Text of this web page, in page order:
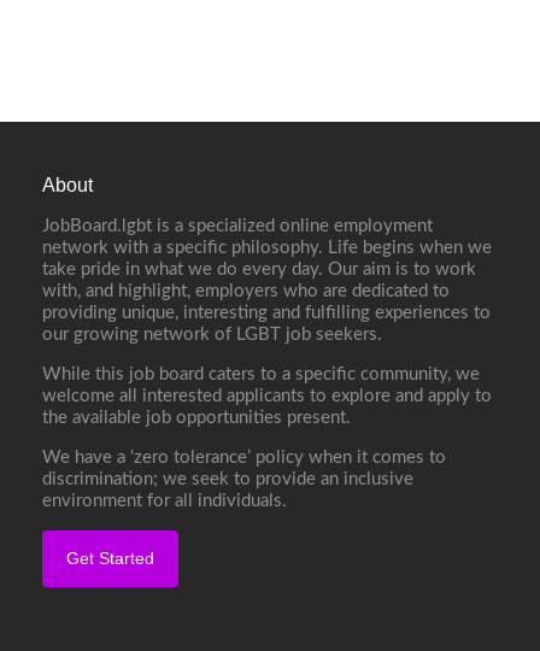
About
JobBoard.lgbt is a specialized online employment
network with a specific philosophy. Life begins when we
take pride in what we do every day. Our aim is to work
with, and highlight, employers who are dedicated to
providing unique, interesting and fulfilling experiences to
our growing network of LGBT job seekers.
While this job board caters to a specific community, we
welcome all interested applicants to explore and apply to
the available job opportunities present.
We have a ‘zero tolerance’ policy when it comes to
discrimination; we seek to provide an inclusive
environment for all individuals.
Get Started